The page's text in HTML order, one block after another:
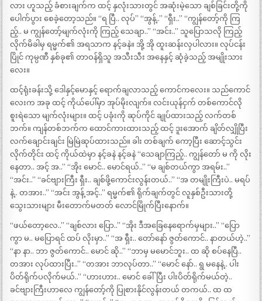
လား ဟူသည့် ခံစားချက်က ထင့် နှလုံးသားတွင် အဆုံးမဲ့သော ချစ်ခြင်းတို့ကို
ပေါက်ပွား စေခဲ့တော့သည်။ “ရ ပြီ.. လုပ်” “အွန့်..” “ရှီး..” “ကျွန်တော့်ကို ကြ
ည့်.. မ ကျွန်တော့်မျက်လုံးကို ကြည့် သေချာ..” “အင်း..” သူပြောသလို ကြည့်
လိုက်မိခါမှ ရမ္မက်၏ အရသာက နင့်ခနဲ။ အို့ အို ထူးဆန်းလှပါလား။ လုပ်ငန်း
ပြိုင် ကုမ္ပဏီ နှစ်ခု၏ တာဝန်ရှိသူ အသီးသီး အနေနှင့် ဆုံခဲ့သည့် အမျိုးသား
လေး။
ထင့်ရုံးခန်းသို့ ဒေါနှင့်မောနှင့် ရောက်ချလာသည့် ကောင်ကလေး။ သည်ကောင်
လေးက အခု ထင့် ကိုယ်ပေါ်မှာ အုပ်မိုးလျက်။ လင်းယုန်ငှက် တစ်ကောင်လို
စူးရဲသော မျက်လုံးများ။ ထင့် ပခုံးကို ဆုပ်ကိုင် ချုပ်ထားသည့် လက်တစ်
ဘက်။ ကျန်တစ်ဘက်က ထောင်ကားထားသည့် ထင့် ဒူးအောက် ချိတ်လျှိုပြီး
လက်ချောင်းချင်း မြဲမြဲဆုပ်ထားသည်။ ခါး တစ်ချက် ကော့ပြီး ဆောင့်သွင်း
လိုက်တိုင်း ထင့် ကိုယ်ထဲမှာ နင့်ခနဲ နင့်ခနဲ “သေချာကြည့်.. ကျွန်တော် မ ကို လိုး
နေတာ.. အင့် အ..” “အိုး မောင်.. မောင်ရယ်..” “မ ချစ်တယ်ကွာ အရမ်း..”
“အင်း..” “ခင်ဗျားကြီး ရှီး.. ချစ်ဖို့ကောင်းလွန်းတယ်..” “အ တမျိုးကြီးပဲ.. မရပ်
နဲ့.. တအား..” “အင်း အွန့် အင့်..” ရမ္မက်၏ ရိုက်ချက်တွင် လူနှစ်ဦးသားတို့
သွေးသားများ မီးတောက်မတတ် လောင်မြိုက်ပြီးနောက်။
“ဖယ်တော့လေ..” “ချစ်လား ပြော..” “အိုး ဒီအခြေနေရောက်မှများ..” “ပြော
ကွာ မ.. မပြောရင် ထပ် လိုးမှာ..” “အ ရှီး.. တော်နော် ဇွတ်ကောင်.. နာတယ်ဟဲ့..”
“နာ နာ.. ဘာ ဇွတ်ကောင်.. မောင် ဆို..” “ဘာမှ မမောင်ဘူး.. ထ ဆို စပ်နေပြီ..
တအား လုပ်ထားပြီး..” “တအား ဘာလုပ်တာ..” “မောင် နော်.. ရွ မနေနဲ့.. ပါး
ပိတ်ရိုက်ပလိုက်မယ်..” “ဟားဟား.. မောင် ခေါ်ပြီး ပါးပိတ်ရိုက်မယ်တဲ့..
ခင်ဗျားကြီးဟာလေ ကျွန်တော့်ကို ပြုစားနိုင်လွန်းတယ် တကယ်.. ထ ထ